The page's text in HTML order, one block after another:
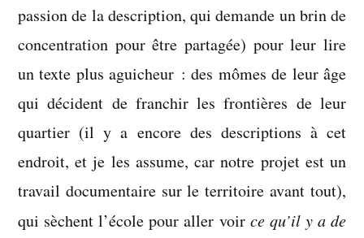
passion de la description, qui demande un brin de
concentration pour être partagée) pour leur lire
un texte plus aguicheur : des mômes de leur âge
qui décident de franchir les frontières de leur
quartier (il y a encore des descriptions à cet
endroit, et je les assume, car notre projet est un
travail documentaire sur le territoire avant tout),
qui sèchent l’école pour aller voir ce qu’il y a de